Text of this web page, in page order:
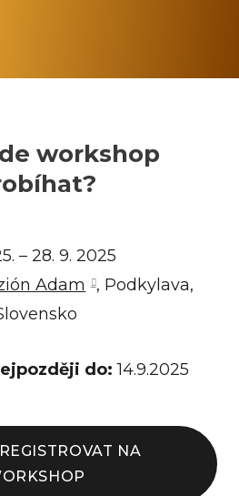
workshop
– 28. 9. 2025
Adam
, Podkylava,
do:14.9.2025
NA